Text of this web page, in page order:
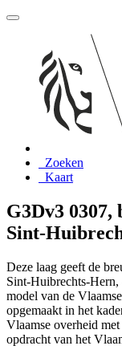
Zoeken
Kaart
G3Dv3 0307,
Sint-
Deze laag geeft de
Sint-Huibrechts-
model van de
opgemaakt in het
Vlaamse overheid
opdracht van het